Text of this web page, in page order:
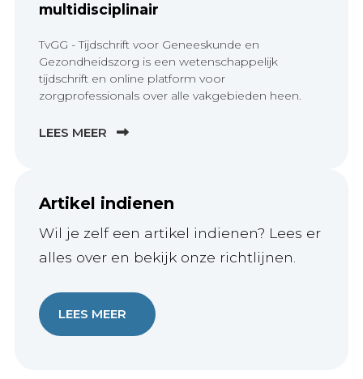
multidisciplinair
TvGG - Tijdschrift voor Geneeskunde en
Gezondheidszorg is een wetenschappelijk
tijdschrift en online platform voor
zorgprofessionals over alle vakgebieden heen.
LEES MEER
Artikel indienen
Wil je zelf een artikel indienen? Lees er
alles over en bekijk onze richtlijnen.
LEES MEER